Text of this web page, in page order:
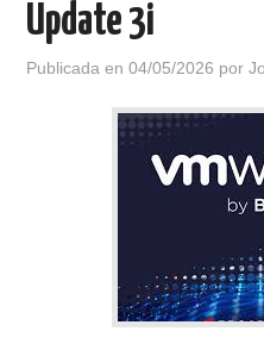
Update 3i
Publicada en04/05/2026 por